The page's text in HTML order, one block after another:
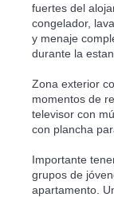
fuertes del
congelador,
y menaje
durante la
Zona exterior
momentos de
televisor con
con plancha
Importante
grupos de
apartamento.